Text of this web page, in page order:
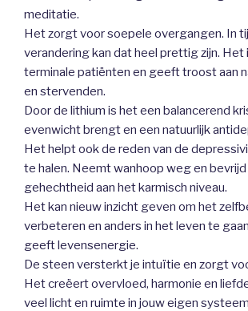
meditatie.
Het zorgt voor soepele overgangen. In
verandering kan dat heel prettig zijn.
terminale patiënten en geeft troost aan
en stervenden.
Door de lithium is het een balancerend
evenwicht brengt en een natuurlijk
Het helpt ook de reden van de
te halen. Neemt wanhoop weg en bevrijd
gehechtheid aan het karmisch niveau.
Het kan nieuw inzicht geven om het
verbeteren en anders in het leven te
geeft levensenergie.
De steen versterkt je intuïtie en zorgt
Het creëert overvloed, harmonie en
veel licht en ruimte in jouw eigen